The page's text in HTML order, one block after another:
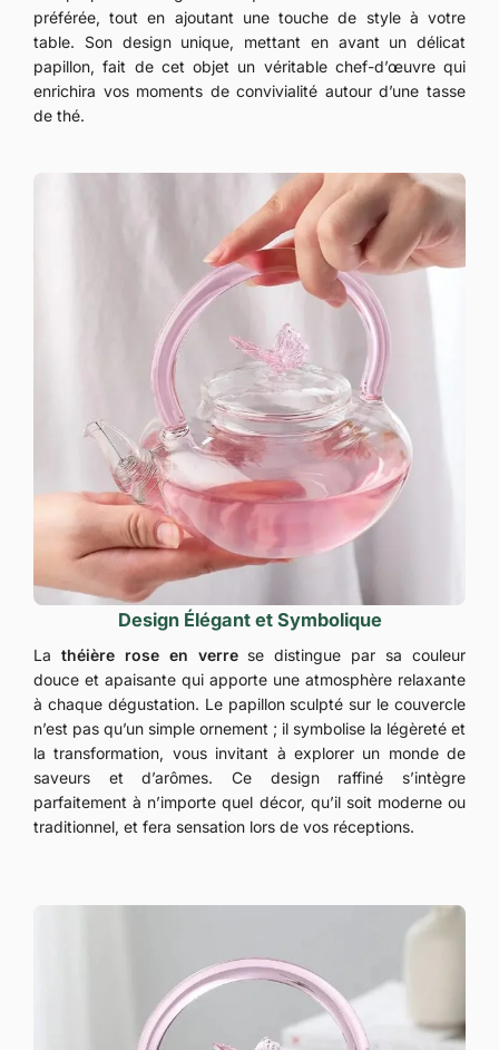
préférée, tout en ajoutant une touche de style à votre
table. Son design unique, mettant en avant un délicat
papillon, fait de cet objet un véritable chef-d’œuvre qui
enrichira vos moments de convivialité autour d’une tasse
de thé.
Design Élégant et Symbolique
La théière rose en verrese distingue par sa couleur
douce et apaisante qui apporte une atmosphère relaxante
à chaque dégustation. Le papillon sculpté sur le couvercle
n’est pas qu’un simple ornement ; il symbolise la légèreté et
la transformation, vous invitant à explorer un monde de
saveurs et d’arômes. Ce design raffiné s’intègre
parfaitement à n’importe quel décor, qu’il soit moderne ou
traditionnel, et fera sensation lors de vos réceptions.